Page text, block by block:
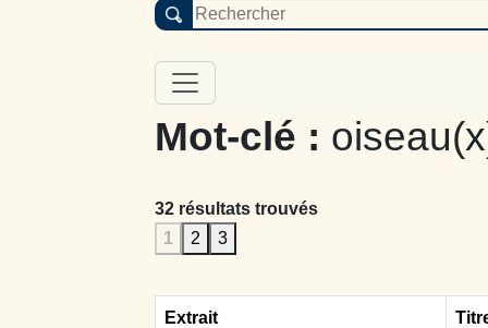
Mot-clé :
32 résultats trouvés
1
2 3
Extrait